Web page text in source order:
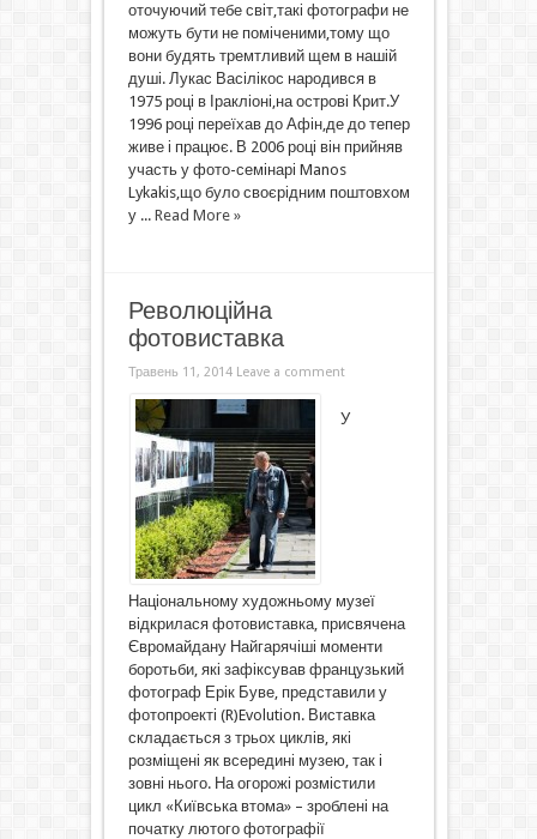
оточуючий тебе світ,такі фотографи не
можуть бути не поміченими,тому що
вони будять тремтливий щем в нашій
душі. Лукас Васілікос народився в
1975 році в Іракліоні,на острові Крит.У
1996 році переїхав до Афін,де до тепер
живе і працює. В 2006 році він прийняв
участь у фото-семінарі Manos
Lykakis,що було своєрідним поштовхом
у ... Read More »
Революційна
фотовиставка
Травень 11, 2014 Leave a comment
У
Національному художньому музеї
відкрилася фотовиставка, присвячена
Євромайдану Найгарячіші моменти
боротьби, які зафіксував французький
фотограф Ерік Буве, представили у
фотопроекті (R)Evolution. Виставка
складається з трьох циклів, які
розміщені як всередині музею, так і
зовні нього. На огорожі розмістили
цикл «Київська втома» – зроблені на
початку лютого фотографії